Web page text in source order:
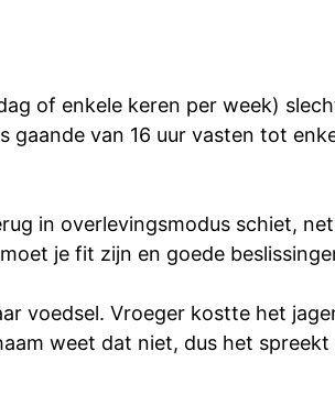
of enkele keren per week)
gaande van 16 uur vasten tot
in overlevingsmodus schiet,
je fit zijn en goede
voedsel. Vroeger kostte het
weet dat niet, dus het spreekt